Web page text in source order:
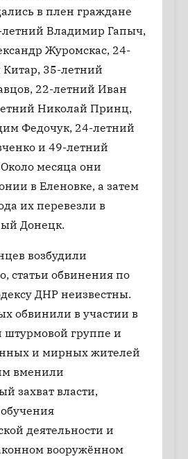
в плен граждане
Владимир Гапыч,
Журомскас, 24-
35-летний
22-летний Иван
Николай Принц,
Федочук, 24-летний
и 49-летний
месяца они
в Еленовке, а затем
их перевезли в
Донецк.
возбудили
статьи обвинения по
ДНР неизвестны.
обвинили в участии в
штурмовой группе и
и мирных жителей
вменили
захват власти,
деятельности и
вооружённом